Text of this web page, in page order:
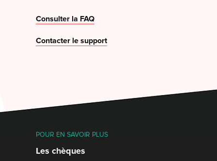
Consulter la FAQ
Contacter le support
POUR EN SAVOIR PLUS
Les chèques